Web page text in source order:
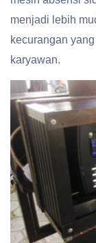
menjadi lebih
kecurangan
karyawan.